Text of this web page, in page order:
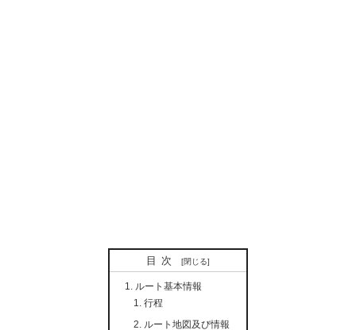
目次
ルート基本情報
行程
ルート地図及び情報